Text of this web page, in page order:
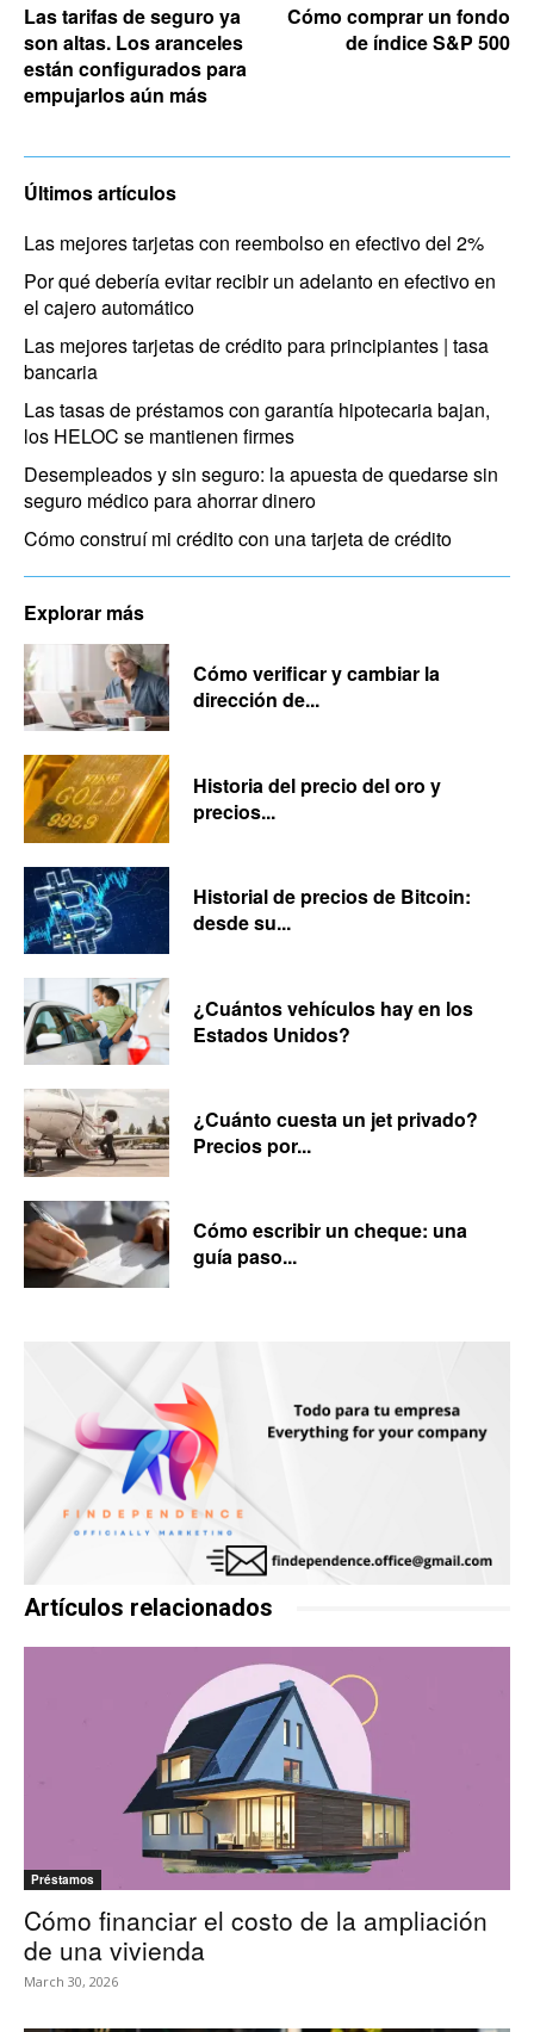
Las tarifas de seguro ya
son altas. Los aranceles
están configurados para
empujarlos aún más
Cómo comprar un fondo
de índice S&P 500
Últimos artículos
Las mejores tarjetas con reembolso en efectivo del 2%
Por qué debería evitar recibir un adelanto en efectivo en
el cajero automático
Las mejores tarjetas de crédito para principiantes | tasa
bancaria
Las tasas de préstamos con garantía hipotecaria bajan,
los HELOC se mantienen firmes
Desempleados y sin seguro: la apuesta de quedarse sin
seguro médico para ahorrar dinero
Cómo construí mi crédito con una tarjeta de crédito
Explorar más
Cómo verificar y cambiar la
dirección de...
Historia del precio del oro y
precios...
Historial de precios de Bitcoin:
desde su...
¿Cuántos vehículos hay en los
Estados Unidos?
¿Cuánto cuesta un jet privado?
Precios por...
Cómo escribir un cheque: una
guía paso...
Artículos relacionados
Préstamos
Cómo financiar el costo de la ampliación
de una vivienda
March 30, 2026